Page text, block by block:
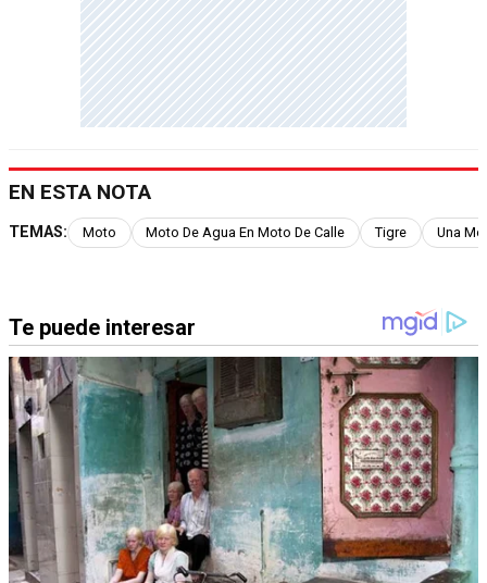
EN ESTA NOTA
TEMAS: Moto Moto De Agua En Moto De Calle Tigre Una